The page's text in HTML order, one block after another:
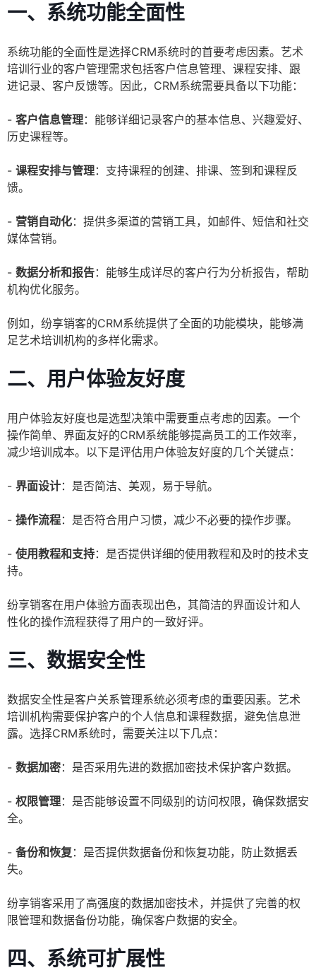
一、系统功能全面性
系统功能的全面性是选择CRM系统时的首要考虑因素。艺术
培训行业的客户管理需求包括客户信息管理、课程安排、跟
进记录、客户反馈等。因此，CRM系统需要具备以下功能：
- 客户信息管理：能够详细记录客户的基本信息、兴趣爱好、
历史课程等。
- 课程安排与管理：支持课程的创建、排课、签到和课程反
馈。
- 营销自动化：提供多渠道的营销工具，如邮件、短信和社交
媒体营销。
- 数据分析和报告：能够生成详尽的客户行为分析报告，帮助
机构优化服务。
例如，纷享销客的CRM系统提供了全面的功能模块，能够满
足艺术培训机构的多样化需求。
二、用户体验友好度
用户体验友好度也是选型决策中需要重点考虑的因素。一个
操作简单、界面友好的CRM系统能够提高员工的工作效率，
减少培训成本。以下是评估用户体验友好度的几个关键点：
- 界面设计：是否简洁、美观，易于导航。
- 操作流程：是否符合用户习惯，减少不必要的操作步骤。
- 使用教程和支持：是否提供详细的使用教程和及时的技术支
持。
纷享销客在用户体验方面表现出色，其简洁的界面设计和人
性化的操作流程获得了用户的一致好评。
三、数据安全性
数据安全性是客户关系管理系统必须考虑的重要因素。艺术
培训机构需要保护客户的个人信息和课程数据，避免信息泄
露。选择CRM系统时，需要关注以下几点：
- 数据加密：是否采用先进的数据加密技术保护客户数据。
- 权限管理：是否能够设置不同级别的访问权限，确保数据安
全。
- 备份和恢复 ：是否提供数据备份和恢复功能，防止数据丢
失。
纷享销客采用了高强度的数据加密技术，并提供了完善的权
限管理和数据备份功能，确保客户数据的安全。
四、系统可扩展性